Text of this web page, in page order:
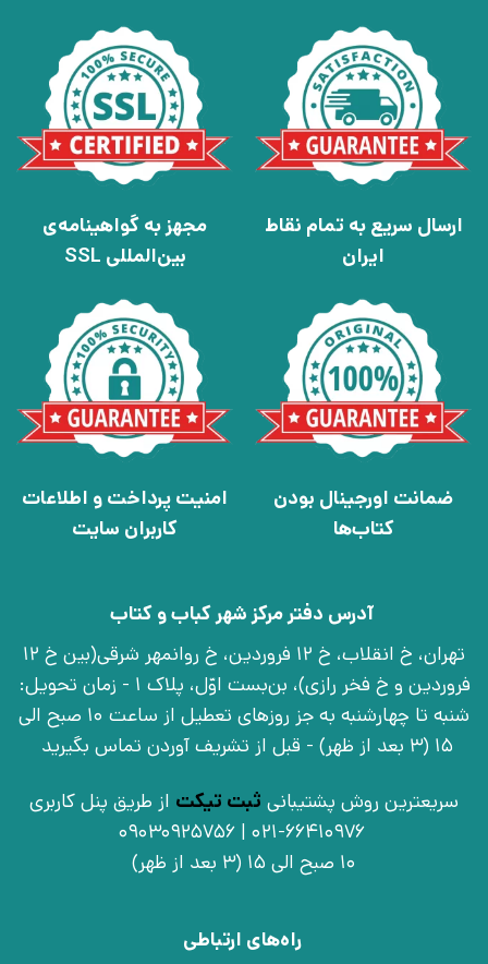
ارسال سریع به تمام نقاط
ایران
مجهز به گواهینامه‌ی
بین‌المللی SSL
ضمانت اورجینال بودن
کتاب‌ها
امنیت پرداخت و اطلاعات
کاربران سایت
آدرس دفتر مرکز شهر کباب و کتاب
تهران، خ انقلاب، خ 12 فروردین، خ روانمهر شرقی(بین خ 12
فروردین و خ فخر رازی)، بن‌بست اوّل، پلاک 1 - زمان تحویل:
شنبه تا چهارشنبه به جز روزهای تعطیل از ساعت 10 صبح الی
15 (3 بعد از ظهر) - قبل از تشریف آوردن تماس بگیرید
سریعترین روش پشتیبانی ثبت تیکت از طریق پنل کاربری
021-66410976 | 09030925756
10 صبح الی 15 (3 بعد از ظهر)
راه‌های ارتباطی